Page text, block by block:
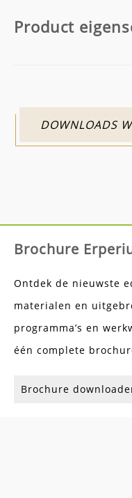
Product
DOWNLOADS
Brochure
Ontdek de nieuwste
materialen en
programma’s en
één complete
Brochure